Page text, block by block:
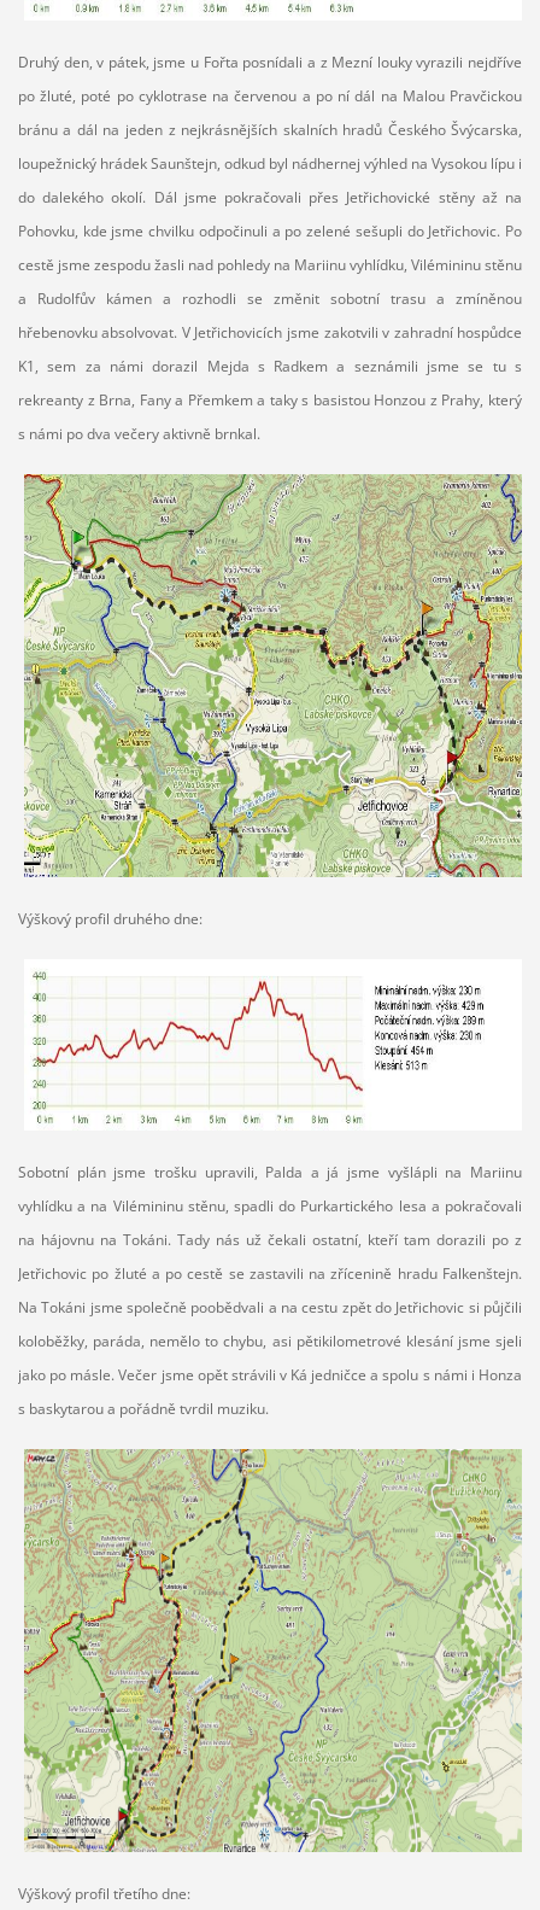
Druhý den, v pátek, jsme u Fořta posnídali a z Mezní louky vyrazili nejdříve
po žluté, poté po cyklotrase na červenou a po ní dál na Malou Pravčickou
bránu a dál na jeden z nejkrásnějších skalních hradů Českého Švýcarska,
loupežnický hrádek Saunštejn, odkud byl nádhernej výhled na Vysokou lípu i
do dalekého okolí. Dál jsme pokračovali přes Jetřichovické stěny až na
Pohovku, kde jsme chvilku odpočinuli a po zelené sešupli do Jetřichovic. Po
cestě jsme zespodu žasli nad pohledy na Mariinu vyhlídku, Vilémininu stěnu
a Rudolfův kámen a rozhodli se změnit sobotní trasu a zmíněnou
hřebenovku absolvovat. V Jetřichovicích jsme zakotvili v zahradní hospůdce
K1, sem za námi dorazil Mejda s Radkem a seznámili jsme se tu s
rekreanty z Brna, Fany a Přemkem a taky s basistou Honzou z Prahy, který
s námi po dva večery aktivně brnkal.
Výškový profil druhého dne:
Sobotní plán jsme trošku upravili, Palda a já jsme vyšlápli na Mariinu
vyhlídku a na Vilémininu stěnu, spadli do Purkartického lesa a pokračovali
na hájovnu na Tokáni. Tady nás už čekali ostatní, kteří tam dorazili po z
Jetřichovic po žluté a po cestě se zastavili na zřícenině hradu Falkenštejn.
Na Tokáni jsme společně poobědvali a na cestu zpět do Jetřichovic si půjčili
koloběžky, paráda, nemělo to chybu, asi pětikilometrové klesání jsme sjeli
jako po másle. Večer jsme opět strávili v Ká jedničce a spolu s námi i Honza
s baskytarou a pořádně tvrdil muziku.
Výškový profil třetího dne: